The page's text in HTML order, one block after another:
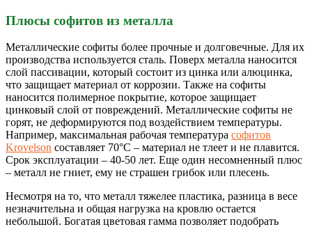
Плюсы софитов из металла
Металлические софиты более прочные и долговечные. Для их
производства используется сталь. Поверх металла наносится
слой пассивации, который состоит из цинка или алюцинка,
что защищает материал от коррозии. Также на софиты
наносится полимерное покрытие, которое защищает
цинковый слой от повреждений. Металлические софиты не
горят, не деформируются под воздействием температуры.
Например, максимальная рабочая температура софитов
Krovelson составляет 70°С – материал не тлеет и не плавится.
Срок эксплуатации – 40-50 лет. Еще один несомненный плюс
– металл не гниет, ему не страшен грибок или плесень.
Несмотря на то, что металл тяжелее пластика, разница в весе
незначительна и общая нагрузка на кровлю остается
небольшой. Богатая цветовая гамма позволяет подобрать